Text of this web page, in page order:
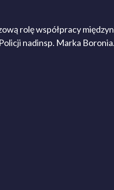
rolę współpracy
nadinsp. Marka Boronia.